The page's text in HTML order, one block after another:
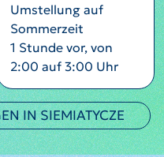
Umstellung auf
Sommerzeit
1 Stunde vor, von
2:00 auf 3:00 Uhr
IN SIEMIATYCZE